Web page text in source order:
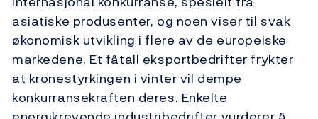
asiatiske produsenter, og noen viser til svak
økonomisk utvikling i flere av de europeiske
markedene. Et fåtall eksportbedrifter frykter
at kronestyrkingen i vinter vil dempe
konkurransekraften deres. Enkelte